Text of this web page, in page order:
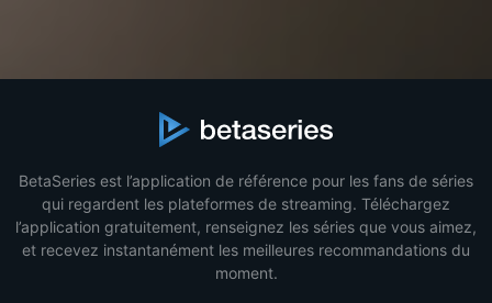
BetaSeries est l’application de référence pour les fans de séries
qui regardent les plateformes de streaming. Téléchargez
l’application gratuitement, renseignez les séries que vous aimez,
et recevez instantanément les meilleures recommandations du
moment.